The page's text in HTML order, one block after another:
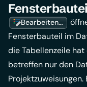
Bearbeiten…
Fensterbauteil im
die Tabellenzeile
betreffen nur den